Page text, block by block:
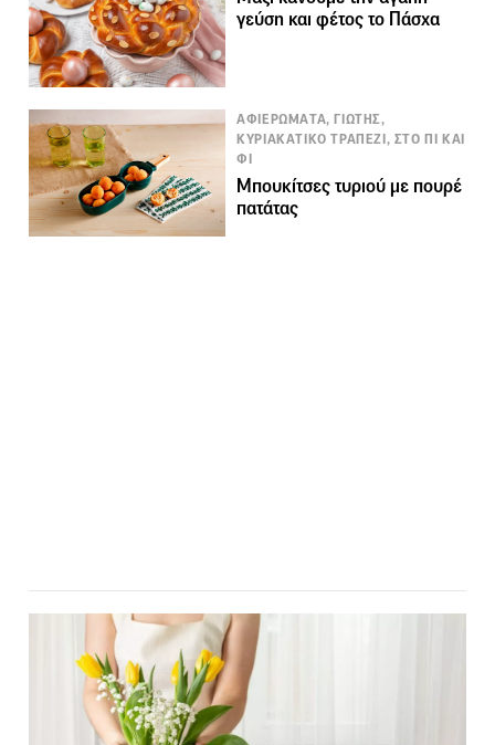
γεύση και φέτος το Πάσχα
ΑΦΙΕΡΩΜΑΤΑ, ΓΙΩΤΗΣ,
ΚΥΡΙΑΚΑΤΙΚΟ ΤΡΑΠΕΖΙ, ΣΤΟ ΠΙ ΚΑΙ
ΦΙ
Μπουκίτσες τυριού με πουρέ
πατάτας